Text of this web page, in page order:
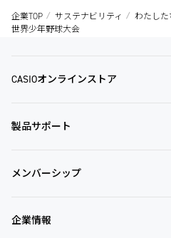
企業TOP サステナビリティ
わたした
世界少年野球大会
CASIOオンラインストア
製品サポート
メンバーシップ
企業情報